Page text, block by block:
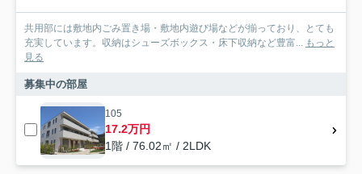
共用部には敷地内ごみ置き場・敷地内遊び場などが揃っており、とても
充実しています。収納はシューズボックス・床下収納など豊富... もっと
見る
募集中の部屋
105
17.2万円
1階 / 76.02㎡ / 2LDK